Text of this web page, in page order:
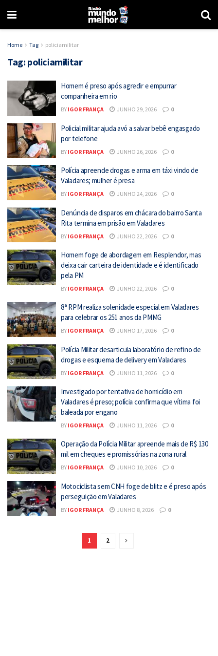
Home Tag policiamilitar
Tag: policiamilitar
Homem é preso após agredir e empurrar
companheira em rio
BY IGOR FRANÇA JUNHO 29, 2026 0
Policial militar ajuda avó a salvar bebê engasgado
por telefone
BY IGOR FRANÇA JUNHO 26, 2026 0
Polícia apreende drogas e arma em táxi vindo de
Valadares; mulher é presa
BY IGOR FRANÇA JUNHO 24, 2026 0
Denúncia de disparos em chácara do bairro Santa
Rita termina em prisão em Valadares
BY IGOR FRANÇA JUNHO 22, 2026 0
Homem foge de abordagem em Resplendor, mas
deixa cair carteira de identidade e é identificado
pela PM
BY IGOR FRANÇA JUNHO 22, 2026 0
8ª RPM realiza solenidade especial em Valadares
para celebrar os 251 anos da PMMG
BY IGOR FRANÇA JUNHO 17, 2026 0
Polícia Militar desarticula laboratório de refino de
drogas e esquema de delivery em Valadares
BY IGOR FRANÇA JUNHO 11, 2026 0
Investigado por tentativa de homicídio em
Valadares é preso; polícia confirma que vítima foi
baleada por engano
BY IGOR FRANÇA JUNHO 11, 2026 0
Operação da Polícia Militar apreende mais de R$ 130
mil em cheques e promissórias na zona rural
BY IGOR FRANÇA JUNHO 10, 2026 0
Motociclista sem CNH foge de blitz e é preso após
perseguição em Valadares
BY IGOR FRANÇA JUNHO 8, 2026 0
1 2